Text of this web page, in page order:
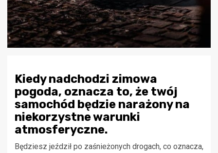
Kiedy nadchodzi zimowa
pogoda, oznacza to, że twój
samochód będzie narażony na
niekorzystne warunki
atmosferyczne.
Będziesz jeździł po zaśnieżonych drogach, co oznacza,